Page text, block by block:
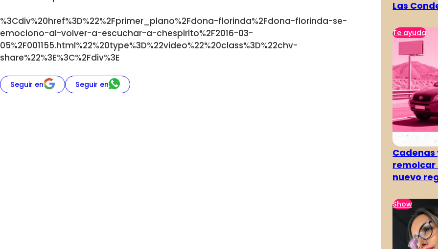
%3Cdiv%20href%3D%22%2Fprimer_plano%2Fdona-florinda%2Fdona-florinda-se-
emociono-al-volver-a-escuchar-a-chespirito%2F2016-03-
05%2F001155.html%22%20type%3D%22video%22%20class%3D%22chv-
share%22%3E%3C%2Fdiv%3E
Seguir en Seguir en
Las
Te ayuda
Cadenas
remolcar
nuevo
Show